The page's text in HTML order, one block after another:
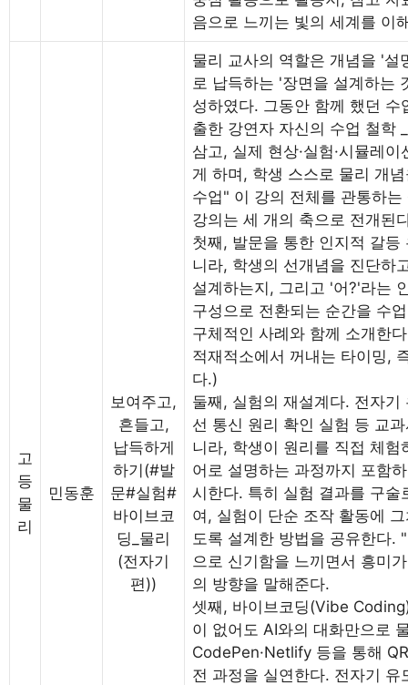
음으로 느끼는 빛의 세계를 이
고
등
물
리
민동훈
보여주고,
흔들고,
납득하게
하기(#발
문#실험#
바이브코
딩_물리
(전자기
편))
물리 교사의 역할은 개념을 '
로 납득하는 '장면을 설계하는
성하였다. 그동안 함께 했던
출한 강연자 자신의 수업 철학
삼고, 실제 현상·실험·시뮬레
게 하며, 학생 스스로 물리 개
수업" 이 강의 전체를 관통하는
강의는 세 개의 축으로 전개된
첫째, 발문을 통한 인지적 갈
니라, 학생의 선개념을 진단하
설계하는지, 그리고 '어?'라는
구성으로 전환되는 순간을 수
구체적인 사례와 함께 소개한
적재적소에서 꺼내는 타이밍,
다.)
둘째, 실험의 재설계다. 전자
선 통신 원리 확인 실험 등 교
니라, 학생이 원리를 직접 체
어로 설명하는 과정까지 포함
시한다. 특히 실험 결과를 구
여, 실험이 단순 조작 활동에
도록 설계한 방법을 공유한다.
으로 신기함을 느끼면서 흥미
의 방향을 말해준다.
셋째, 바이브코딩(Vibe
이 없어도 AI와의 대화만으로
CodePen·Netlify 등을 통해
전 과정을 실연한다. 전자기